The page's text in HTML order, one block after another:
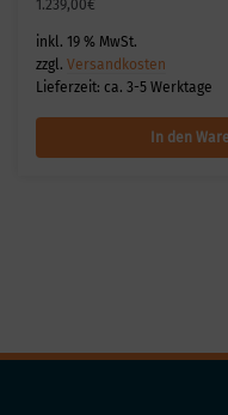
1.239,00€
inkl. 19 % MwSt.
zzgl. Versandkosten
Lieferzeit: ca. 3-5 Werktage
In den